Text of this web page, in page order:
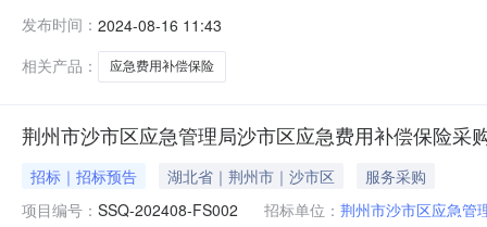
高价:100.000000万元三、征求意见截止日期从2024-
发布时间： 2024-08-16 11:43
相关产品：
应急费用补偿保险
荆州市沙市区应急管理局沙市区应急费用补偿保险采
招标｜招标预告 湖北省｜荆州市｜沙市区
服务采购
项目编号： SSQ-202408-FS002 招标单位： 荆州市沙市区应急管